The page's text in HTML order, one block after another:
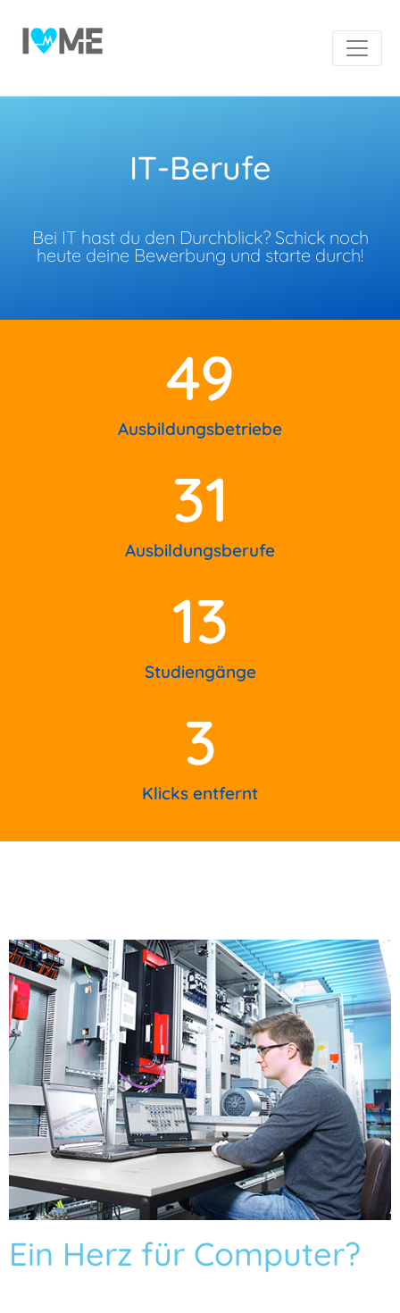
IT-Berufe
Bei IT hast du den Durchblick? Schick noch
heute deine Bewerbung und starte durch!
Ausbildungsbetriebe
49
Ausbildungsberufe
31
Studiengänge
13
Klicks entfernt
3
Ein Herz für Computer?